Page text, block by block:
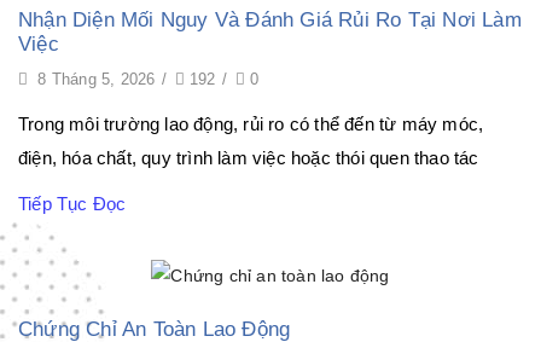
Nhận Diện Mối Nguy Và Đánh Giá Rủi Ro Tại Nơi Làm
Việc
8 Tháng 5, 2026 / 192 / 0
Trong môi trường lao động, rủi ro có thể đến từ máy móc,
điện, hóa chất, quy trình làm việc hoặc thói quen thao tác
Tiếp Tục Đọc
Chứng Chỉ An Toàn Lao Động